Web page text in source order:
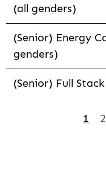
(all genders)
(Senior) Energy
genders)
(Senior) Full
1 2